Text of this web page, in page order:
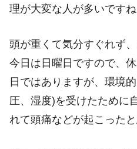
理が大変な人が多いですね
頭が重くて気分すぐれず
今日は日曜日ですので、
日ではありますが、環境
圧、湿度)を受けたために
れて頭痛などが起こったと